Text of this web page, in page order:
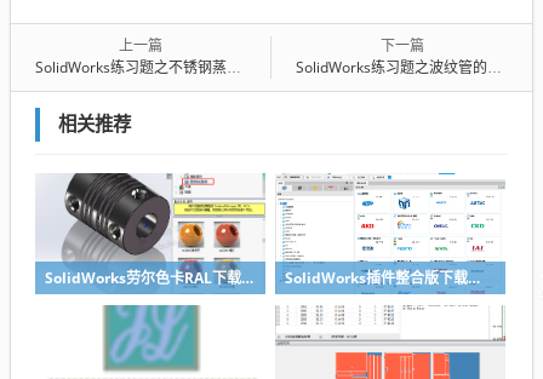
上一篇
SolidWorks练习题之不锈钢蒸架，不用3D草图也能轻松完成
下一篇
SolidWorks练习题之波纹管的建模，方法很重要
相关推荐
SolidWorks劳尔色卡RAL下载，颜色渲染必备工具 SolidWorks插件整合版下载，适合各个版本SolidWorks